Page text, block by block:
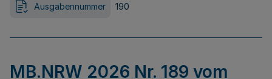
Ausgabennummer 190
MB.NRW 2026 Nr. 189 vom